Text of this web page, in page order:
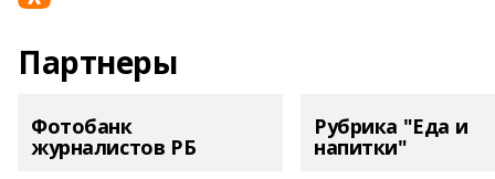
Партнеры
Фотобанк
журналистов РБ
Рубрика "Еда и
напитки"